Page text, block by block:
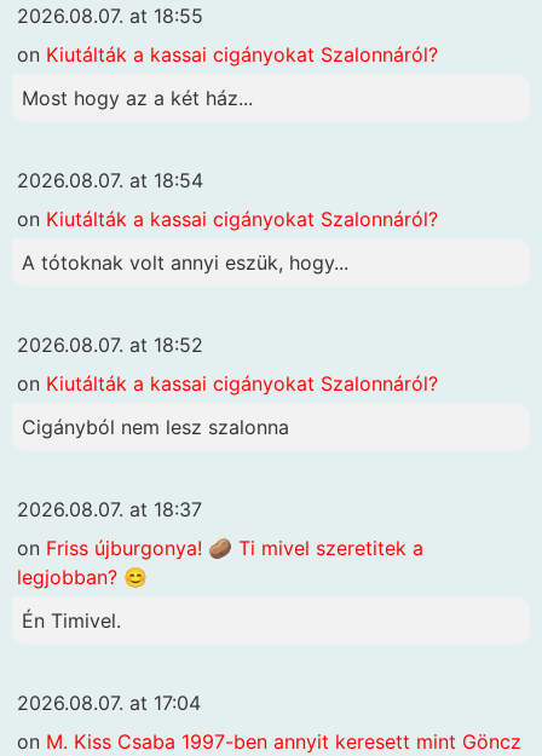
2026.08.07. at 18:55
on Kiutálták a kassai cigányokat Szalonnáról?
Most hogy az a két ház...
2026.08.07. at 18:54
on Kiutálták a kassai cigányokat Szalonnáról?
A tótoknak volt annyi eszük, hogy...
2026.08.07. at 18:52
on Kiutálták a kassai cigányokat Szalonnáról?
Cigányból nem lesz szalonna
2026.08.07. at 18:37
on Friss újburgonya! 🥔 Ti mivel szeretitek a
legjobban? 😊
Én Timivel.
2026.08.07. at 17:04
on M. Kiss Csaba 1997-ben annyit keresett mint Göncz